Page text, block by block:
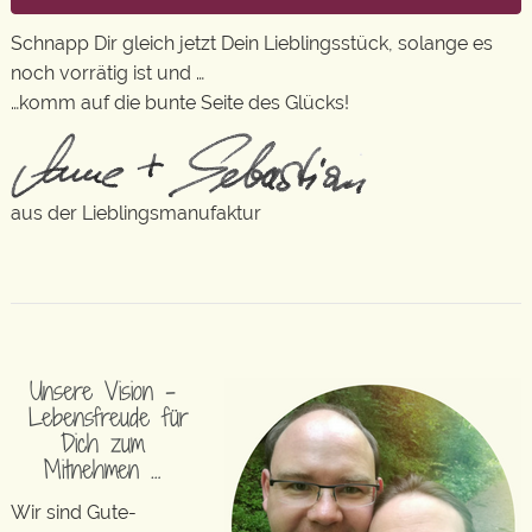
Schnapp Dir gleich jetzt Dein Lieblingsstück, solange es
noch vorrätig ist und …
…komm auf die bunte Seite des Glücks!
aus der Lieblingsmanufaktur
Unsere Vision –
Lebensfreude für
Dich zum
Mitnehmen …
Wir sind Gute-